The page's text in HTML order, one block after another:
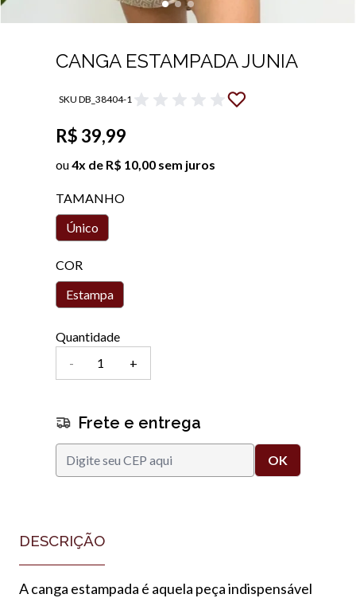
CANGA ESTAMPADA JUNIA
SKU DB_38404-1
R$ 39,99
ou4x de R$ 10,00 sem juros
TAMANHO
Único
COR
Estampa
Quantidade
-
+
Frete e entrega
DESCRIÇÃO
A canga estampada é aquela peça indispensável